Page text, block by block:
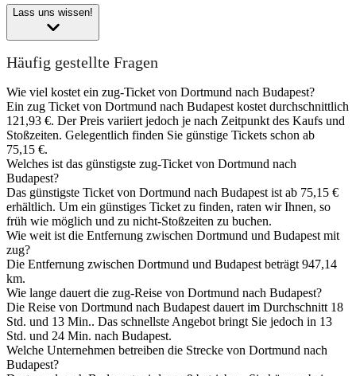
Lass uns wissen!
Häufig gestellte Fragen
Wie viel kostet ein zug-Ticket von Dortmund nach Budapest?
Ein zug Ticket von Dortmund nach Budapest kostet durchschnittlich
121,93 €. Der Preis variiert jedoch je nach Zeitpunkt des Kaufs und
Stoßzeiten. Gelegentlich finden Sie günstige Tickets schon ab
75,15 €.
Welches ist das günstigste zug-Ticket von Dortmund nach
Budapest?
Das günstigste Ticket von Dortmund nach Budapest ist ab 75,15 €
erhältlich. Um ein günstiges Ticket zu finden, raten wir Ihnen, so
früh wie möglich und zu nicht-Stoßzeiten zu buchen.
Wie weit ist die Entfernung zwischen Dortmund und Budapest mit
zug?
Die Entfernung zwischen Dortmund und Budapest beträgt 947,14
km.
Wie lange dauert die zug-Reise von Dortmund nach Budapest?
Die Reise von Dortmund nach Budapest dauert im Durchschnitt 18
Std. und 13 Min.. Das schnellste Angebot bringt Sie jedoch in 13
Std. und 24 Min. nach Budapest.
Welche Unternehmen betreiben die Strecke von Dortmund nach
Budapest?